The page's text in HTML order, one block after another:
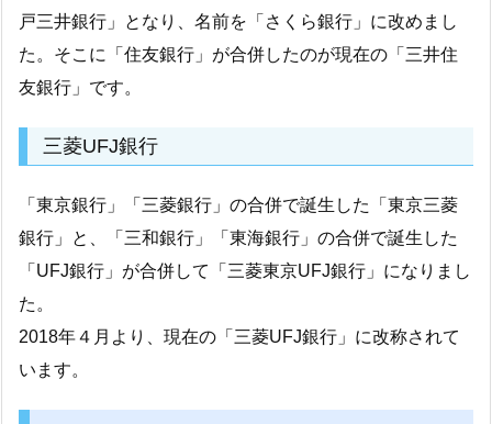
戸三井銀行」となり、名前を「さくら銀行」に改めまし
た。そこに「住友銀行」が合併したのが現在の「三井住
友銀行」です。
三菱UFJ銀行
「東京銀行」「三菱銀行」の合併で誕生した「東京三菱
銀行」と、「三和銀行」「東海銀行」の合併で誕生した
「UFJ銀行」が合併して「三菱東京UFJ銀行」になりまし
た。
2018年４月より、現在の「三菱UFJ銀行」に改称されて
います。